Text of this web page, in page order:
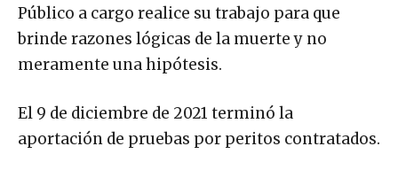
Público a cargo realice su trabajo para que
brinde razones lógicas de la muerte y no
meramente una hipótesis.
El 9 de diciembre de 2021 terminó la
aportación de pruebas por peritos contratados.